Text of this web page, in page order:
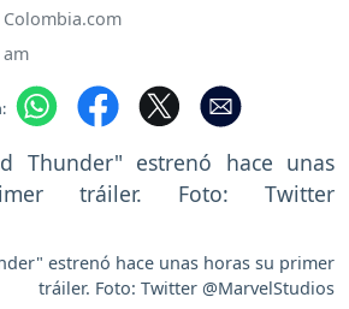
Colombia.com
am
estrenó hace unas horas su primer
tráiler. Foto: Twitter @MarvelStudios